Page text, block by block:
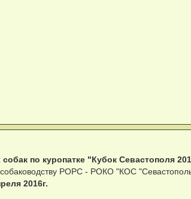
по куропатке "Кубок Севастополя
РОРС - РОКО "КОС
2016г.